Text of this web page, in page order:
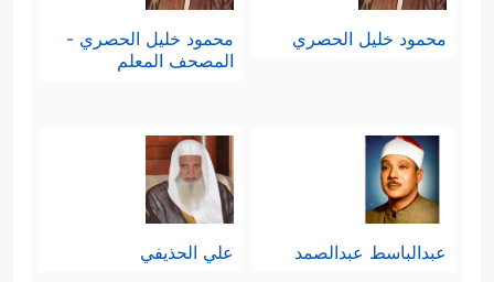
محمود خليل الحصري
محمود خليل الحصري -
المصحف المعلم
عبدالباسط عبدالصمد علي الحذيفي